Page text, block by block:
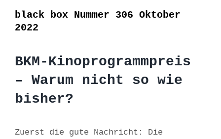
black box Nummer 306 Oktober
2022
BKM-Kinoprogrammpreis
– Warum nicht so wie
bisher?
Zuerst die gute Nachricht: Die